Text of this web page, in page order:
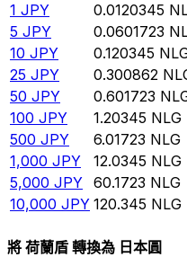
1 JPY 0.0120345
5 JPY 0.0601723
10 JPY 0.120345
25 JPY 0.300862
50 JPY 0.601723
100 JPY 1.20345 NLG
500 JPY 6.01723 NLG
1,000 JPY 12.0345 NLG
5,000 JPY 60.1723 NLG
10,000 JPY 120.345 NLG
將 荷蘭盾 轉換為 日本圓